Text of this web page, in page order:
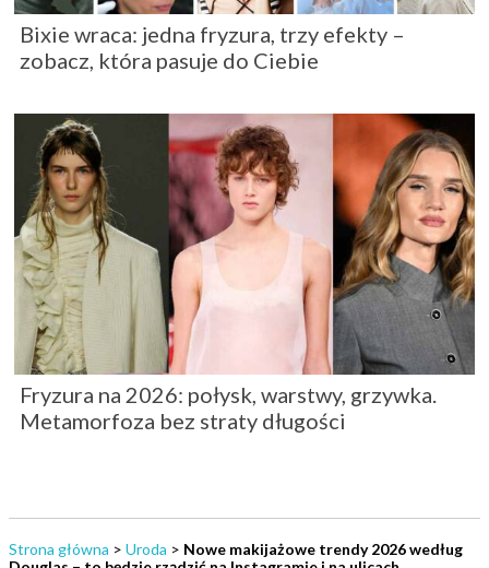
Bixie wraca: jedna fryzura, trzy efekty –
zobacz, która pasuje do Ciebie
Fryzura na 2026: połysk, warstwy, grzywka.
Metamorfoza bez straty długości
Strona główna > Uroda > Nowe makijażowe trendy 2026 według